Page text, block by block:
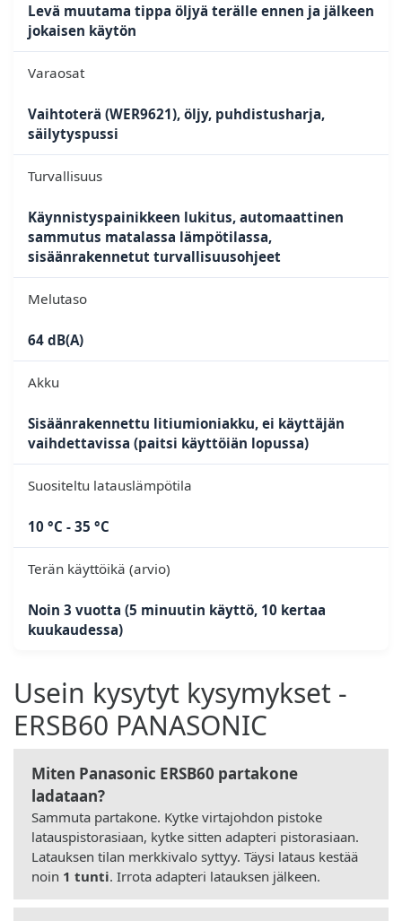
Levä muutama tippa öljyä terälle ennen ja jälkeen
jokaisen käytön
Varaosat
Vaihtoterä (WER9621), öljy, puhdistusharja,
säilytyspussi
Turvallisuus
Käynnistyspainikkeen lukitus, automaattinen
sammutus matalassa lämpötilassa,
sisäänrakennetut turvallisuusohjeet
Melutaso
64 dB(A)
Akku
Sisäänrakennettu litiumioniakku, ei käyttäjän
vaihdettavissa (paitsi käyttöiän lopussa)
Suositeltu latauslämpötila
10 °C - 35 °C
Terän käyttöikä (arvio)
Noin 3 vuotta (5 minuutin käyttö, 10 kertaa
kuukaudessa)
Usein kysytyt kysymykset -
ERSB60 PANASONIC
Miten Panasonic ERSB60 partakone
ladataan?
Sammuta partakone. Kytke virtajohdon pistoke
latauspistorasiaan, kytke sitten adapteri pistorasiaan.
Latauksen tilan merkkivalo syttyy. Täysi lataus kestää
noin 1 tunti. Irrota adapteri latauksen jälkeen.